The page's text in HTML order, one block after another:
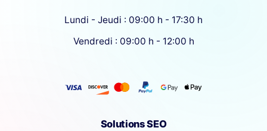
Lundi - Jeudi : 09:00 h - 17:30 h
Vendredi : 09:00 h - 12:00 h
Solutions SEO